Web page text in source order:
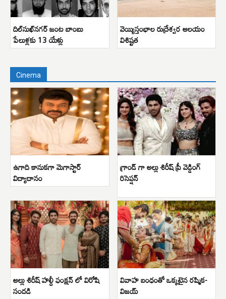
దిల్‌సుఖ్‌నగర్ జంట బాంబు
పేలుళ్లకు 13 యేళ్లు
వెయ్యిస్తంభాల రుద్రేశ్వర ఆలయం
విశిష్టత
Cinema
ఉగాది కానుకగా మెగాస్టార్
విద్యాదానం
గ్రాండ్ గా అల్లు శిరీష్ ప్రీ వెడ్డింగ్
రిసెప్షన్
అల్లు శిరీష్ హల్దీ ఫంక్షన్ లో విరోషి
సందడి
వివాహ బంధంతో ఒక్కటైన రష్మిక-
విజయ్